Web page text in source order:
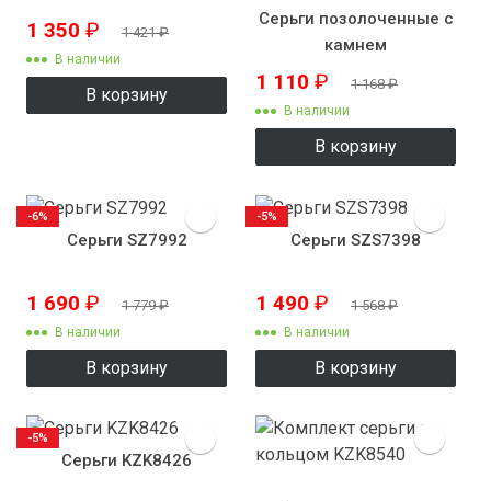
1 350 ₽ 1 421₽
В наличии
В корзину
Серьги позолоченные с
камнем
1 110 ₽ 1 168₽
В наличии
В корзину
Серьги SZ7992
1 690 ₽ 1 779₽
В наличии
В корзину
-6%
Серьги SZS7398
1 490 ₽ 1 568₽
В наличии
В корзину
-5%
Серьги KZK8426
-5%